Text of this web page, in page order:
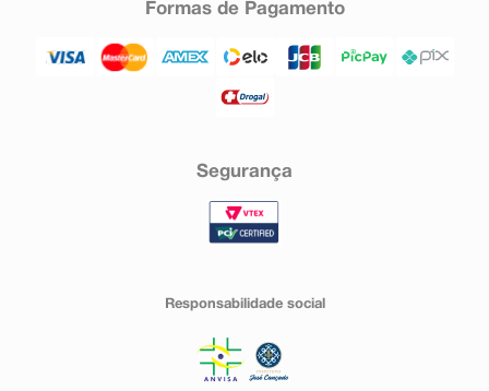
Formas de Pagamento
Segurança
Responsabilidade social